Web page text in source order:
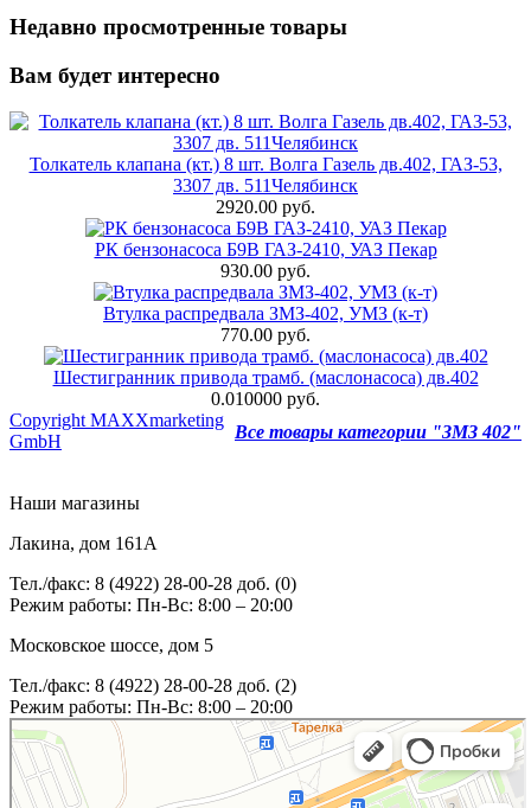
Недавно просмотренные товары
Вам будет интересно
Толкатель клапана (кт.) 8 шт. Волга Газель дв.402, ГАЗ-53,
3307 дв. 511Челябинск
2920.00 руб.
РК бензонасоса Б9В ГАЗ-2410, УАЗ Пекар
930.00 руб.
Втулка распредвала ЗМЗ-402, УМЗ (к-т)
770.00 руб.
Шестигранник привода трамб. (маслонасоса) дв.402
0.010000 руб.
Все товары категории "ЗМЗ 402"
Copyright MAXXmarketing
GmbH
Наши магазины
Лакина, дом 161А
Тел./факс: 8 (4922) 28-00-28 доб. (0)
Режим работы: Пн-Вс: 8:00 – 20:00
Московское шоссе, дом 5
Тел./факс: 8 (4922) 28-00-28 доб. (2)
Режим работы: Пн-Вс: 8:00 – 20:00